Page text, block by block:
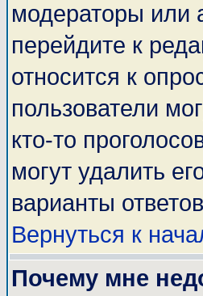
модераторы или
перейдите к
относится к
пользователи
кто-то
могут удалить
варианты
Вернуться к
Почему мне